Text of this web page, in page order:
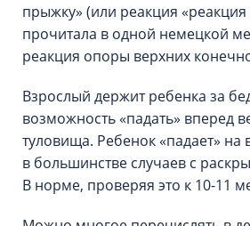
прыжку» (или реакция
прочитала в одной немецкой
реакция опоры верхних
Взрослый держит ребенка за
возможность «падать» вперед
туловища. Ребенок «падает» на
в большинстве случаев с
В норме, проверяя это к 10-11